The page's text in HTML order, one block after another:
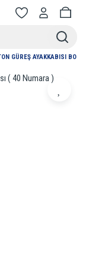
GÜREŞ AYAKKABISI